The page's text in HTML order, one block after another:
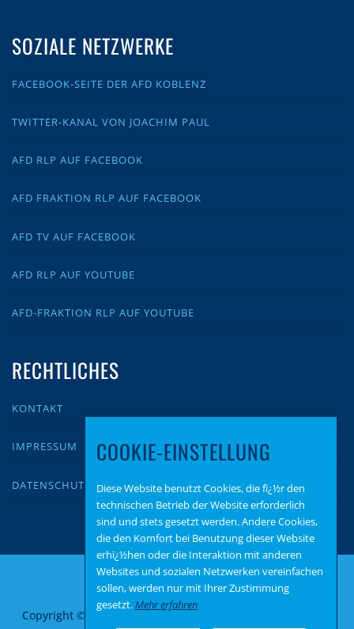
SOZIALE NETZWERKE
FACEBOOK-SEITE DER AFD KOBLENZ
TWITTER-KANAL VON JOACHIM PAUL
AFD RLP AUF FACEBOOK
AFD FRAKTION RLP AUF FACEBOOK
AFD TV AUF FACEBOOK
AFD RLP AUF YOUTUBE
AFD-FRAKTION RLP AUF YOUTUBE
RECHTLICHES
KONTAKT
IMPRESSUM
DATENSCHUTZ
Copyright © 2026 AfD Fraktion Koblenz
COOKIE-EINSTELLUNG
Diese Website benutzt Cookies, die fï¿½r den
technischen Betrieb der Website erforderlich
sind und stets gesetzt werden. Andere Cookies,
die den Komfort bei Benutzung dieser Website
erhï¿½hen oder die Interaktion mit anderen
Websites und sozialen Netzwerken vereinfachen
sollen, werden nur mit Ihrer Zustimmung
gesetzt.Mehr erfahren